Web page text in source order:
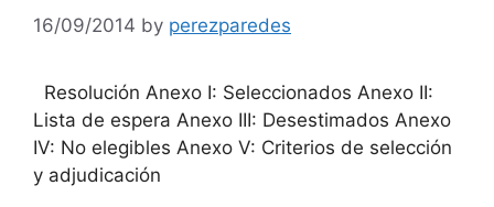
16/09/2014 by perezparedes
Resolución Anexo I: Seleccionados Anexo II:
Lista de espera Anexo III: Desestimados Anexo
IV: No elegibles Anexo V: Criterios de selección
y adjudicación